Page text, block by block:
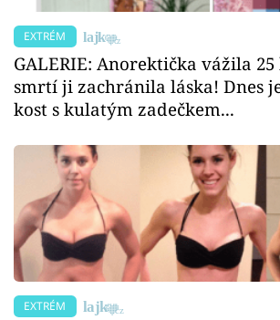
EXTRÉM
GALERIE: Anorektička vážila
smrtí ji zachránila láska! Dnes
kost s kulatým zadečkem...
EXTRÉM